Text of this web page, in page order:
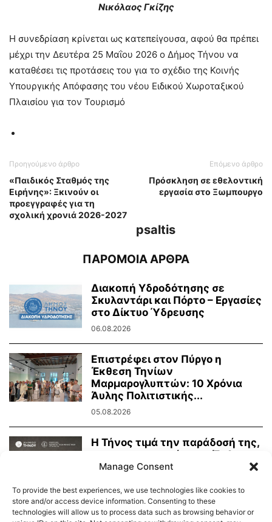
Νικόλαος Γκίζης
Η συνεδρίαση κρίνεται ως κατεπείγουσα, αφού θα πρέπει
μέχρι την Δευτέρα 25 Μαΐου 2026 ο Δήμος Τήνου να
καταθέσει τις προτάσεις του για το σχέδιο της Κοινής
Υπουργικής Απόφασης του νέου Ειδικού Χωροταξικού
Πλαισίου για τον Τουρισμό
Προηγούμενο άρθρο
«Παιδικός Σταθμός της
Ειρήνης»: Ξκινούν οι
προεγγραφές για τη
σχολική χρονιά 2026-2027
Επόμενο άρθρο
Πρόσκληση σε εθελοντική
εργασία στο Ξωμπουργο
psaltis
ΠΑΡΟΜΟΙΑ ΑΡΘΡΑ
Διακοπή Υδροδότησης σε
Σκυλαντάρι και Πόρτο – Εργασίες
στο Δίκτυο Ύδρευσης
06.08.2026
Επιστρέφει στον Πύργο η
Έκθεση Τηνίων
Μαρμαρογλυπτών: 10 Χρόνια
Άυλης Πολιτιστικής...
05.08.2026
Η Τήνος τιμά την παράδοσή της,
τη μαρμαροτεχνία της. Έκθεση
Τήνιων...
Manage Consent
To provide the best experiences, we use technologies like cookies to
store and/or access device information. Consenting to these
technologies will allow us to process data such as browsing behavior or